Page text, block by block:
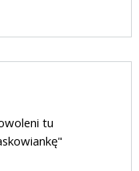
tu